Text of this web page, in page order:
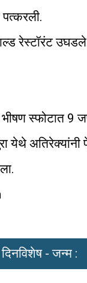
रेस्टॉरंट
स्फोटात 9
येथे
- जन्म :